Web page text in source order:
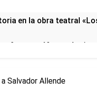
en la obra teatral
y fuertes ráfagas de
Salvador Allende